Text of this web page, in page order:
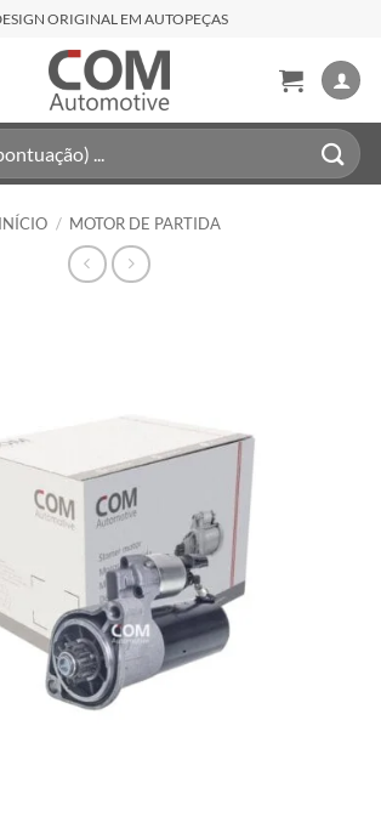
ORIGINAL EM AUTOPEÇAS
INÍCIO / MOTOR DE PARTIDA